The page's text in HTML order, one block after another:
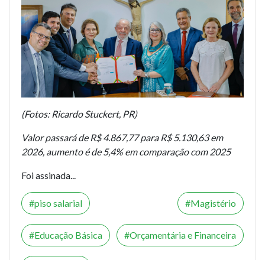
(Fotos: Ricardo Stuckert, PR)
Valor passará de R$ 4.867,77 para R$ 5.130,63 em
2026, aumento é de 5,4% em comparação com 2025
Foi assinada...
piso salarial Magistério
Educação Básica Orçamentária e Financeira